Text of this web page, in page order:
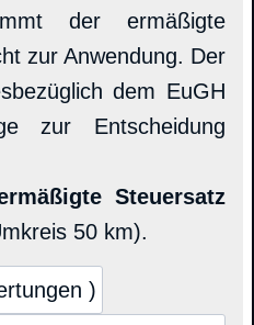
der ermäßigte
zur Anwendung. Der
dem EuGH
zur Entscheidung
Steuersatz
50 km).
)